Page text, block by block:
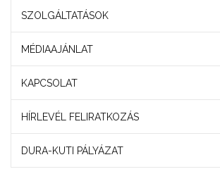
SZOLGÁLTATÁSOK
MÉDIAAJÁNLAT
KAPCSOLAT
HÍRLEVÉL FELIRATKOZÁS
DURA-KUTI PÁLYÁZAT